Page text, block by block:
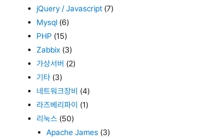
jQuery / Javascript (7)
Mysql (6)
PHP (15)
Zabbix (3)
가상서버 (2)
기타 (3)
네트워크장비 (4)
라즈베리파이 (1)
리눅스 (50)
Apache James (3)